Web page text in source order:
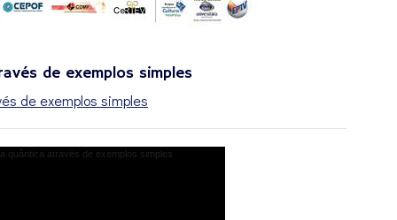
de exemplos simples
de exemplos simples